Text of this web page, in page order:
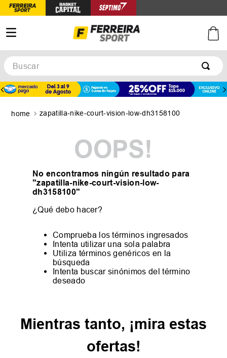
Buscar
zapatilla-nike-court-vision-low-dh3158100
OOPS!
No encontramos ningún resultado para
"zapatilla-nike-court-vision-low-
dh3158100"
¿Qué debo hacer?
Comprueba los términos ingresados
Intenta utilizar una sola palabra
Utiliza términos genéricos en la
búsqueda
Intenta buscar sinónimos del término
deseado
Mientras tanto, ¡mira estas
ofertas!
TÉRMINOS MÁS BUSCADOS
zapatillas
zapatillas mujer
zapatillas adidas